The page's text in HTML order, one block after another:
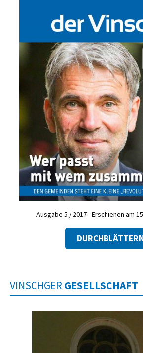
Ausgabe 5 / 2017 - Erschienen am
DURCHBLÄTTERN
VINSCHGER GESELLSCHAFT